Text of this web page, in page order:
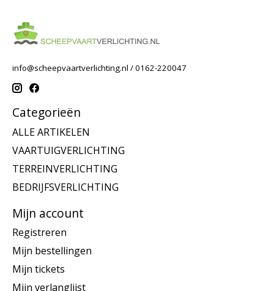
info@scheepvaartverlichting.nl / 0162-220047
Categorieën
ALLE ARTIKELEN
VAARTUIGVERLICHTING
TERREINVERLICHTING
BEDRIJFSVERLICHTING
Mijn account
Registreren
Mijn bestellingen
Mijn tickets
Mijn verlanglijst